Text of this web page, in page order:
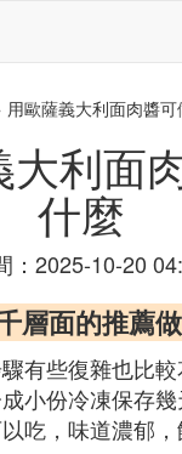
用歐薩義大利面肉醬可
大利面
什麼
：2025-10-20
層面的推薦
有些復雜也比
小份冷凍保存
吃，味道濃郁，